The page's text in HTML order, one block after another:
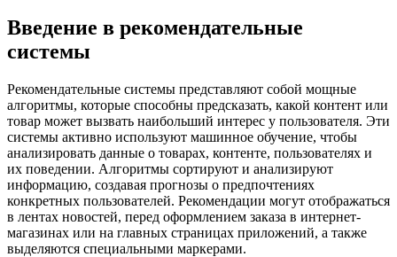
Введение в рекомендательные
системы
Рекомендательные системы представляют собой мощные
алгоритмы, которые способны предсказать, какой контент или
товар может вызвать наибольший интерес у пользователя. Эти
системы активно используют машинное обучение, чтобы
анализировать данные о товарах, контенте, пользователях и
их поведении. Алгоритмы сортируют и анализируют
информацию, создавая прогнозы о предпочтениях
конкретных пользователей. Рекомендации могут отображаться
в лентах новостей, перед оформлением заказа в интернет-
магазинах или на главных страницах приложений, а также
выделяются специальными маркерами.